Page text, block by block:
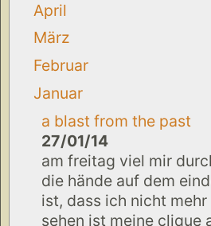
April
März
Februar
Januar
a blast from the past
27/01/14
am freitag viel mir
die hände auf dem
ist, dass ich nicht
sehen ist meine clique